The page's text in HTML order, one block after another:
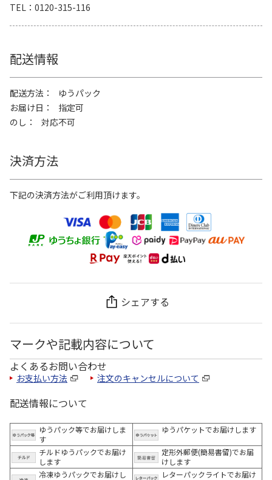
TEL
0120-315-116
配送情報
配送方法
ゆうパック
お届け日
指定可
のし
対応不可
決済方法
下記の決済方法がご利用頂けます。
シェアする
マークや記載内容について
よくあるお問い合わせ
お支払い方法 注文のキャンセルについて
配送情報について
ゆうパック等でお届けしま
す
ゆうパケットでお届けします
チルドゆうパックでお届け
します
定形外郵便(簡易書留)でお届
けします
冷凍ゆうパックでお届けし
レターパックライトでお届け